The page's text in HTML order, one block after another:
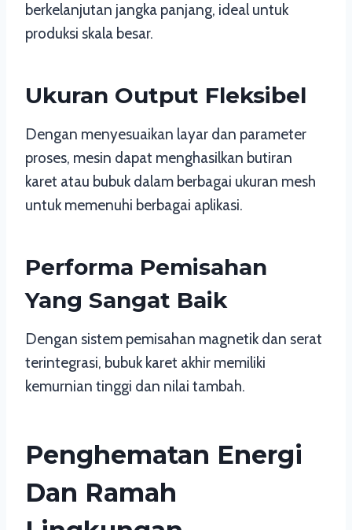
berkelanjutan jangka panjang, ideal untuk
produksi skala besar.
Ukuran Output Fleksibel
Dengan menyesuaikan layar dan parameter
proses, mesin dapat menghasilkan butiran
karet atau bubuk dalam berbagai ukuran mesh
untuk memenuhi berbagai aplikasi.
Performa Pemisahan
Yang Sangat Baik
Dengan sistem pemisahan magnetik dan serat
terintegrasi, bubuk karet akhir memiliki
kemurnian tinggi dan nilai tambah.
Penghematan Energi
Dan Ramah